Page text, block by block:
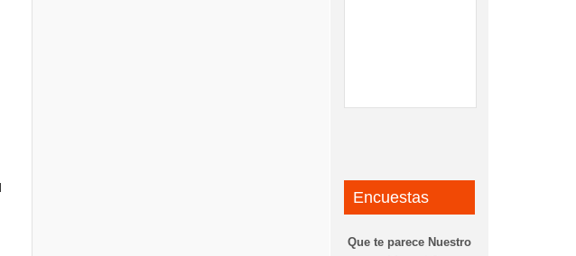
Encuestas
Que te parece Nuestro